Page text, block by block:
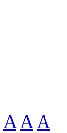
A A A